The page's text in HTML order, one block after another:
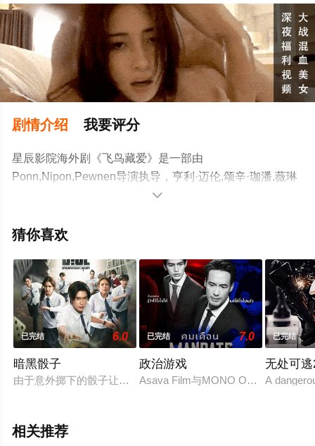
剧情介绍 我要评分
星辰影院海外剧《飞鸟藏爱》是一部由
Ponn,Nipon,Pewnen导演执导，亨利·迈伦,颂辛·珈潘,薇琳
萨兰·唐绮苏瓦妮,塔那帕特·卡维拉,阿克卡拉威·纳缇帕
希,Claude,Athaseri等演员精彩演绎的泰国电视剧，大结局
电视剧全集就上星辰影视，更多相关信息可移步至豆瓣电
视剧、电视猫或剧情网等平台了解。

猜你喜欢
已完结 6.0
暗黑骰子
由于意外掷下的骰子让一群学生进入了未知次元，为了回去，他
已完结 7.0
政治游戏
Asava Film与MONO ORIGINAL合作
已完结
无处可逃
A
相关推荐